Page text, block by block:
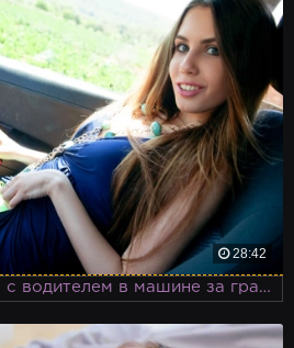
28:42
Украинка трахается с водителем в машине за границей за неимением денег для оплаты такси